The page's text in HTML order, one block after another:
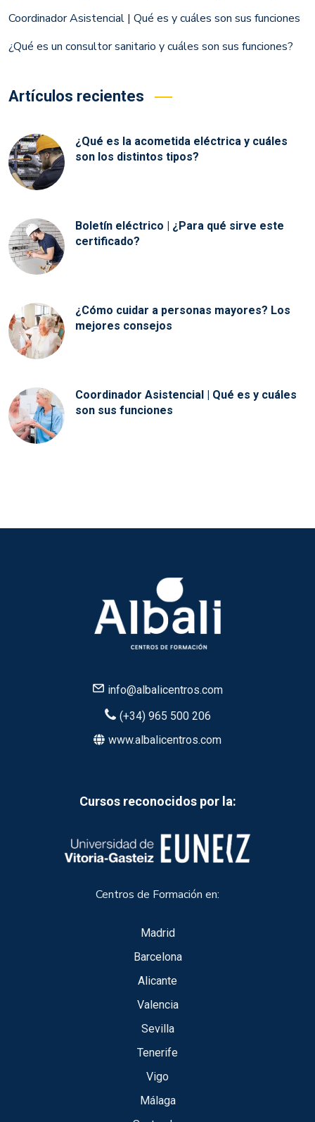
Coordinador Asistencial | Qué es y cuáles son sus funciones
¿Qué es un consultor sanitario y cuáles son sus funciones?
Artículos recientes
¿Qué es la acometida eléctrica y cuáles
son los distintos tipos?
Boletín eléctrico | ¿Para qué sirve este
certificado?
¿Cómo cuidar a personas mayores? Los
mejores consejos
Coordinador Asistencial | Qué es y cuáles
son sus funciones
info@albalicentros.com
(+34) 965 500 206
www.albalicentros.com
Cursos reconocidos por la:
Centros de Formación en:
Madrid
Barcelona
Alicante
Valencia
Sevilla
Tenerife
Vigo
Málaga